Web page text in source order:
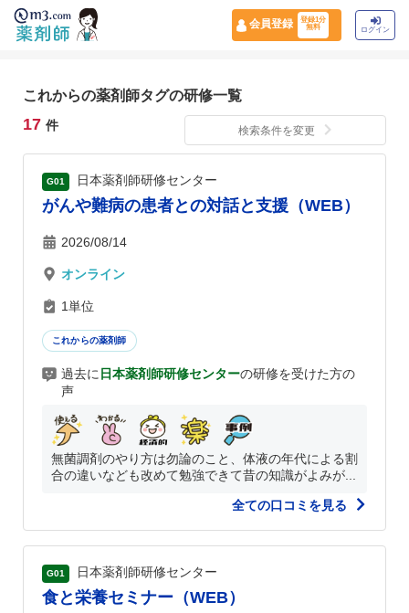
会員登録
登録1分
無料
ログイン
これからの薬剤師タグの研修一覧
17 件 検索条件を変更
G01 日本薬剤師研修センター
がんや難病の患者との対話と支援（WEB）
2026/08/14
オンライン
1単位
これからの薬剤師
過去に 日本薬剤師研修センターの研修を受けた方の
声
無菌調剤のやり方は勿論のこと、体液の年代による割
合の違いなども改めて勉強できて昔の知識がよみが...
全ての口コミを見る
G01 日本薬剤師研修センター
食と栄養セミナー（WEB）